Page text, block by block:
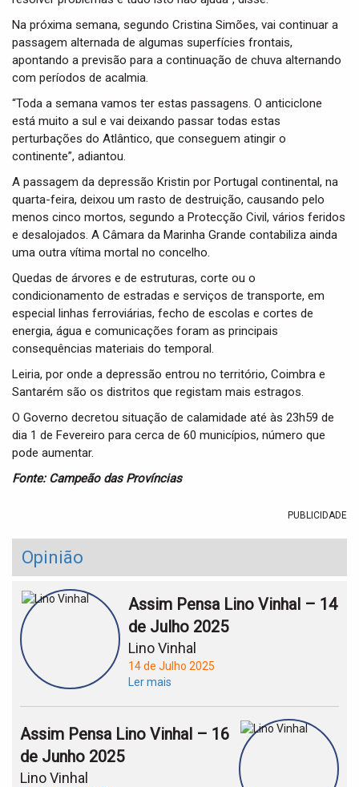
Na próxima semana, segundo Cristina Simões, vai continuar a
passagem alternada de algumas superfícies frontais,
apontando a previsão para a continuação de chuva alternando
com períodos de acalmia.
“Toda a semana vamos ter estas passagens. O anticiclone
está muito a sul e vai deixando passar todas estas
perturbações do Atlântico, que conseguem atingir o
continente”, adiantou.
A passagem da depressão Kristin por Portugal continental, na
quarta-feira, deixou um rasto de destruição, causando pelo
menos cinco mortos, segundo a Protecção Civil, vários feridos
e desalojados. A Câmara da Marinha Grande contabiliza ainda
uma outra vítima mortal no concelho.
Quedas de árvores e de estruturas, corte ou o
condicionamento de estradas e serviços de transporte, em
especial linhas ferroviárias, fecho de escolas e cortes de
energia, água e comunicações foram as principais
consequências materiais do temporal.
Leiria, por onde a depressão entrou no território, Coimbra e
Santarém são os distritos que registam mais estragos.
O Governo decretou situação de calamidade até às 23h59 de
dia 1 de Fevereiro para cerca de 60 municípios, número que
pode aumentar.
Fonte: Campeão das Províncias
PUBLICIDADE
Opinião
Assim Pensa Lino Vinhal – 14
de Julho 2025
Lino Vinhal
14 de Julho 2025
Ler mais
Assim Pensa Lino Vinhal – 16
de Junho 2025
Lino Vinhal